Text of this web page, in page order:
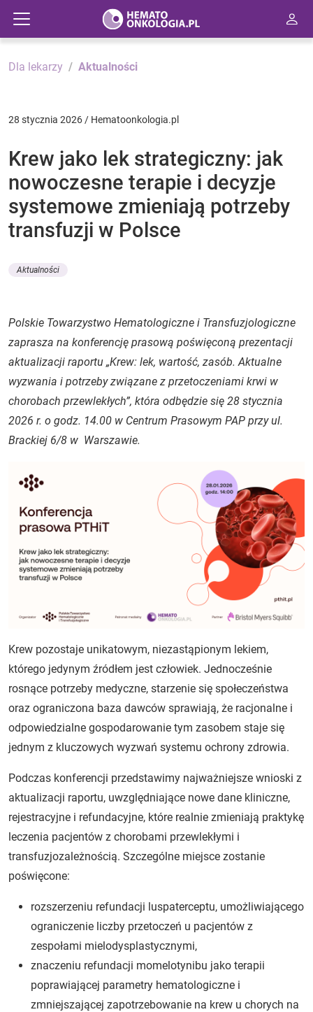
Dla lekarzy Aktualności
28 stycznia 2026 / Hematoonkologia.pl
Krew jako lek strategiczny: jak
nowoczesne terapie i decyzje
systemowe zmieniają potrzeby
transfuzji w Polsce
Aktualności
Polskie Towarzystwo Hematologiczne i Transfuzjologiczne
zaprasza na konferencję prasową poświęconą prezentacji
aktualizacji raportu „Krew: lek, wartość, zasób. Aktualne
wyzwania i potrzeby związane z przetoczeniami krwi w
chorobach przewlekłych”, która odbędzie się 28 stycznia
2026 r. o godz. 14.00 w Centrum Prasowym PAP przy ul.
Brackiej 6/8 w Warszawie.
Krew pozostaje unikatowym, niezastąpionym lekiem,
którego jedynym źródłem jest człowiek. Jednocześnie
rosnące potrzeby medyczne, starzenie się społeczeństwa
oraz ograniczona baza dawców sprawiają, że racjonalne i
odpowiedzialne gospodarowanie tym zasobem staje się
jednym z kluczowych wyzwań systemu ochrony zdrowia.
Podczas konferencji przedstawimy najważniejsze wnioski z
aktualizacji raportu, uwzględniające nowe dane kliniczne,
rejestracyjne i refundacyjne, które realnie zmieniają praktykę
leczenia pacjentów z chorobami przewlekłymi i
transfuzjozależnością. Szczególne miejsce zostanie
poświęcone:
rozszerzeniu refundacji luspaterceptu, umożliwiającego
ograniczenie liczby przetoczeń u pacjentów z
zespołami mielodysplastycznymi,
znaczeniu refundacji momelotynibu jako terapii
poprawiającej parametry hematologiczne i
zmniejszającej zapotrzebowanie na krew u chorych na